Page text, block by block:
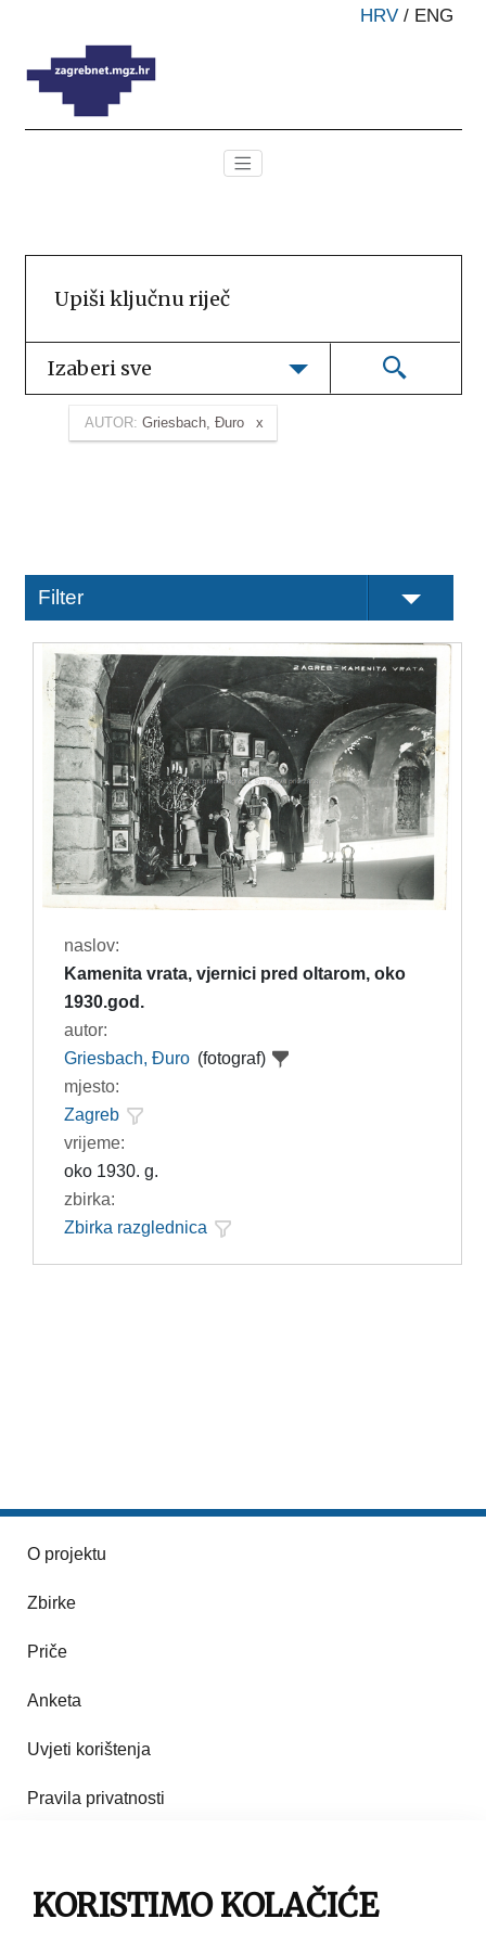
HRV / ENG
Izaberi sve
AUTOR: Griesbach, Đuro
Filter
naslov:
Kamenita vrata, vjernici pred oltarom, oko
1930.god.
autor:
Griesbach, Đuro (fotograf)
mjesto:
Zagreb
vrijeme:
oko 1930. g.
zbirka:
Zbirka razglednica
O projektu
Zbirke
Priče
Anketa
Uvjeti korištenja
Pravila privatnosti
Pravila korištenja
KORISTIMO KOLAČIĆE